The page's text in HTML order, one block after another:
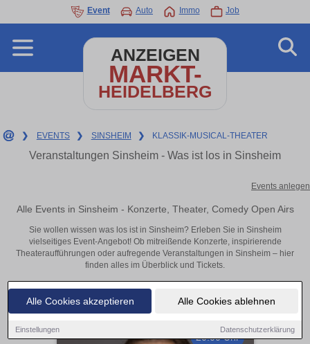
Alle Cookies akzeptieren Alle Cookies ablehnen
Einstellungen Datenschutzerklärung
Event Auto Immo Job
ANZEIGEN
MARKT-
HEIDELBERG
❯ EVENTS ❯ SINSHEIM ❯ KLASSIK-MUSICAL-THEATER
Veranstaltungen Sinsheim - Was ist los in Sinsheim
Events anlegen
Alle Events in Sinsheim - Konzerte, Theater, Comedy Open Airs
Sie wollen wissen was los ist in Sinsheim? Erleben Sie in Sinsheim
vielseitiges Event-Angebot! Ob mitreißende Konzerte, inspirierende
Theateraufführungen oder aufregende Veranstaltungen in Sinsheim – hier
finden alles im Überblick und Tickets.
20:00 Uhr